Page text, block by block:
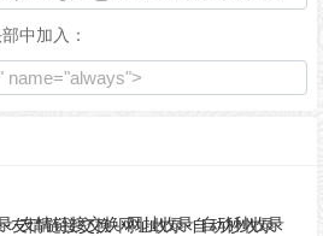
中加入：
-友情链接交换-网址收录-自动秒收录